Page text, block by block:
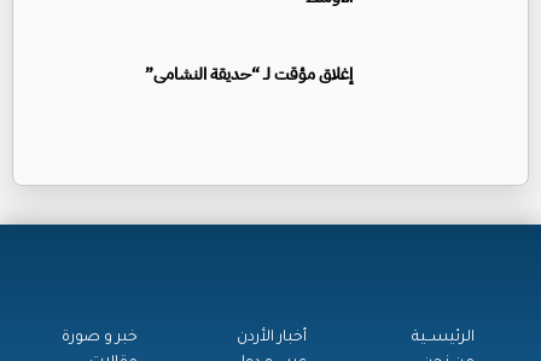
إغلاق مؤقت لـ “حديقة النشامى”
الرئيســية
أخبار الأردن
خبر و صورة